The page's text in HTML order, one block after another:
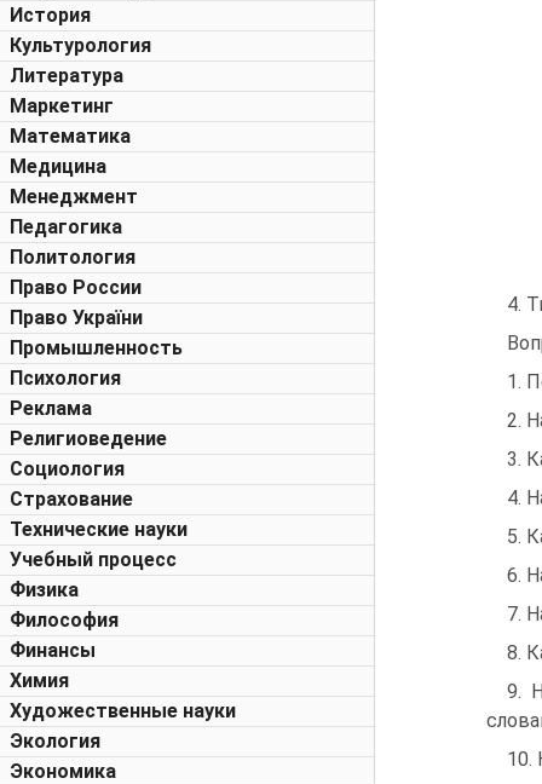
История
Культурология
Литература
Маркетинг
Математика
Медицина
Менеджмент
Педагогика
Политология
Право России
Право України
Промышленность
Психология
Реклама
Религиоведение
Социология
Страхование
Технические науки
Учебный процесс
Физика
Философия
Финансы
Химия
Художественные науки
Экология
Экономика
4.
1.
2.
3.
4.
5.
6.
7.
8.
9.
10.